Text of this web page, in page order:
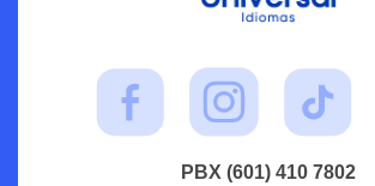
PBX (601) 410 7802